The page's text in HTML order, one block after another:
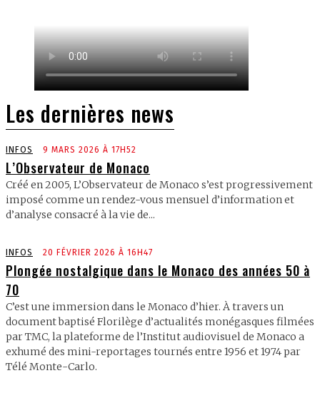
Les dernières news
INFOS 9 MARS 2026 À 17H52
L’Observateur de Monaco
Créé en 2005, L’Observateur de Monaco s’est progressivement
imposé comme un rendez-vous mensuel d’information et
d’analyse consacré à la vie de...
INFOS 20 FÉVRIER 2026 À 16H47
Plongée nostalgique dans le Monaco des années 50 à
70
C’est une immersion dans le Monaco d’hier. À travers un
document baptisé Florilège d’actualités monégasques filmées
par TMC, la plateforme de l’Institut audiovisuel de Monaco a
exhumé des mini-reportages tournés entre 1956 et 1974 par
Télé Monte-Carlo.